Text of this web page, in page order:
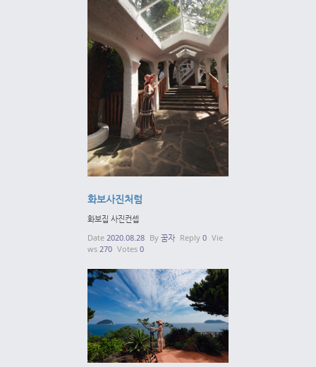
화보사진처럼
화보집 사진컨셉
Date 2020.08.28 By 꿈자 Reply 0 Vie
ws 270 Votes 0